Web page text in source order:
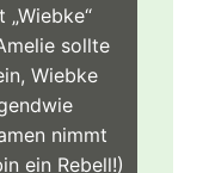
sollte
Wiebke
nimmt
ein Rebell!)